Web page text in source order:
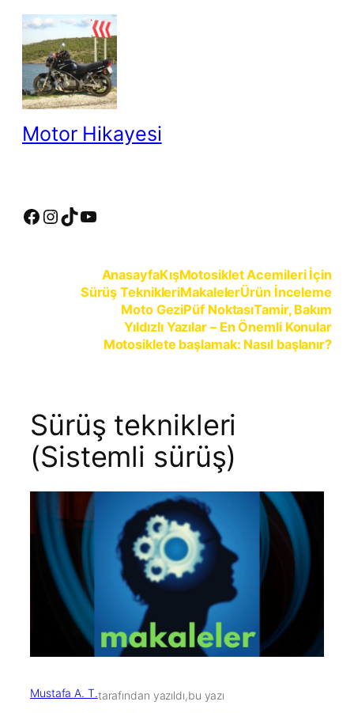
İçeriğe
Motor Hikayesi
Facebook InstagramTikTok YouTube
AnasayfaKışMotosiklet Acemileri İçin
Sürüş TeknikleriMakalelerÜrün İnceleme
Moto GeziPüf NoktasıTamir, Bakım
Yıldızlı Yazılar – En Önemli Konular
Motosiklete başlamak: Nasıl başlanır?
Sürüş teknikleri
(Sistemli sürüş)
Mustafa A. T.tarafından yazıldı,bu yazı